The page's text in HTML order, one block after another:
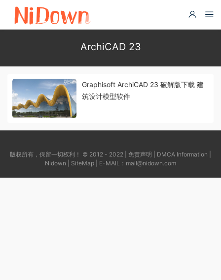
ArchiCAD 23
Graphisoft ArchiCAD 23 破解版下载 建
筑设计模型软件
版权所有，保留一切权利！ © 2012 - 2022 | 免责声明 DMCA Information
Nidown
SiteMap | E-MAIL： mail@nidown.com